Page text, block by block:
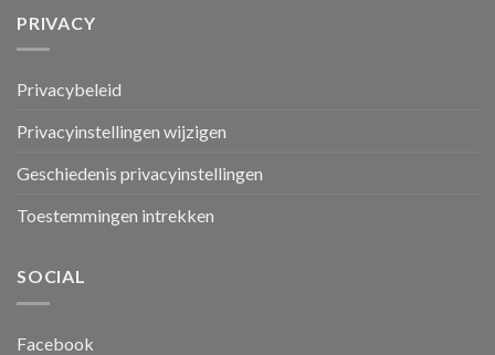
PRIVACY
Privacybeleid
Privacyinstellingen wijzigen
Geschiedenis privacyinstellingen
Toestemmingen intrekken
SOCIAL
Facebook